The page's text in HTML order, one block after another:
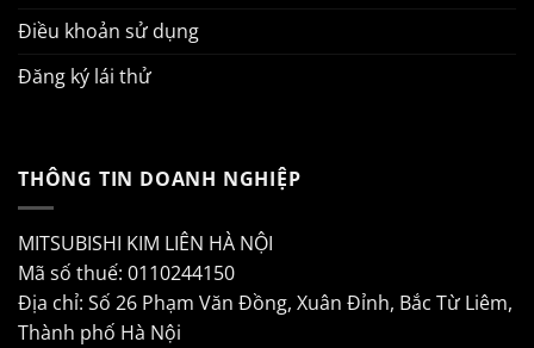
Điều khoản sử dụng
Đăng ký lái thử
THÔNG TIN DOANH NGHIỆP
MITSUBISHI KIM LIÊN HÀ NỘI
Mã số thuế: 0110244150
Địa chỉ: Số 26 Phạm Văn Đồng, Xuân Đỉnh, Bắc Từ Liêm,
Thành phố Hà Nội